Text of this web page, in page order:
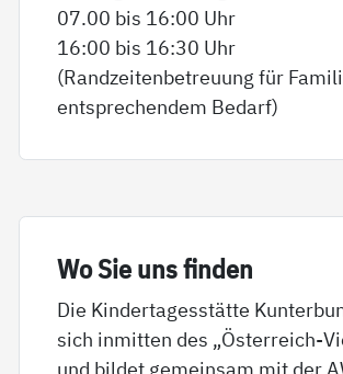
07.00 bis 16:00 Uhr
16:00 bis 16:30 Uhr
(Randzeitenbetreuung für
entsprechendem Bedarf)
Wo Sie uns fin­den
Die Kindertagesstätte
sich inmitten des „Österreich-
und bildet gemeinsam mit der